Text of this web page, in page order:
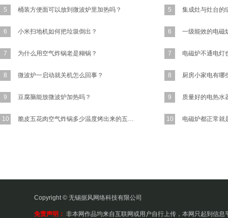
5 桶装方便面可以放到微波炉里加热吗？
6 小米扫地机如何把垃圾倒出？
7 为什么用空气炸锅老是糊锅？
8 微波炉一启动就关机怎么回事？
9 豆腐脑能放微波炉加热吗？
10 脆皮五花肉空气炸锅多少温度烤出来的五花肉又香又脆？
5
6
7
8 厨房小家电有哪
9
10
Copyright © 无锡据风网络科技有限公司
免责声明： 非本网作品均来自互联网或用户自行上传，本网只起到信息